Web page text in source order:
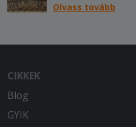
Olvass tovább
CIKKEK
Blog
GYIK